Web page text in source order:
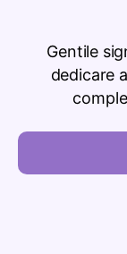
Gentile
dedicare